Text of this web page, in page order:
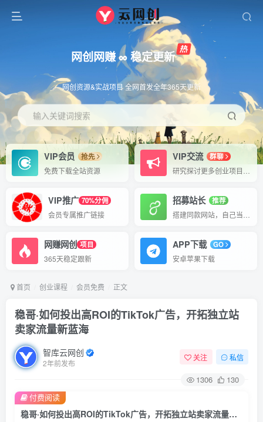
网创网赚 ∞ 稳定更新
网创资源&实战项目 全网首发全年365天更新
输入关键词搜索
VIP会员
抢先
免费下载全站资源
VIP交流
群聊
VIP推广 70%分佣
会员专属推广链接
招募站长
推荐
网赚网创 项目
365天稳定跟新
APP下载
GO
安卓苹果下载
首页 创业课程 会员免费 正文
稳哥·如何投出高ROI的TikTok广告，开拓独立站
卖家流量新蓝海
智库云网创
2年前发布
关注 私信
1306 130
稳哥·如何投出高ROI的TikTok广告，开拓独立站卖家流量新蓝海
付费阅读